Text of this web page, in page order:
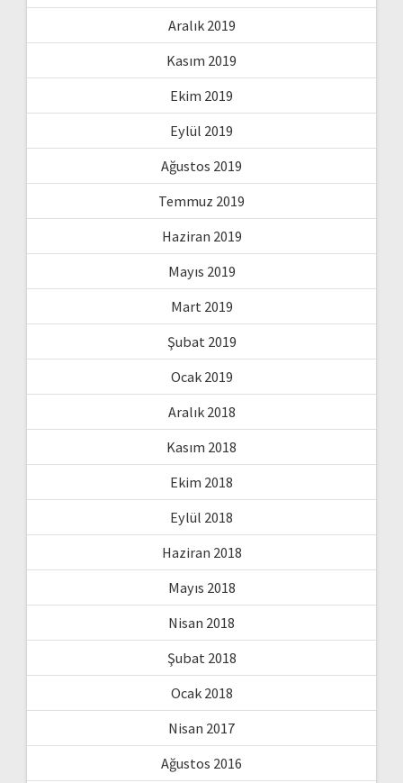
Aralık 2019
Kasım 2019
Ekim 2019
Eylül 2019
Ağustos 2019
Temmuz 2019
Haziran 2019
Mayıs 2019
Mart 2019
Şubat 2019
Ocak 2019
Aralık 2018
Kasım 2018
Ekim 2018
Eylül 2018
Haziran 2018
Mayıs 2018
Nisan 2018
Şubat 2018
Ocak 2018
Nisan 2017
Ağustos 2016